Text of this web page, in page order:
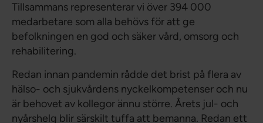
Tillsammans representerar vi över 394 000
medarbetare som alla behövs för att ge
befolkningen en god och säker vård, omsorg och
rehabilitering.
Redan innan pandemin rådde det brist på flera av
hälso- och sjukvårdens nyckelkompetenser och nu
är behovet av kollegor ännu större. Årets jul- och
nyårshelg blir särskilt tuffa att bemanna. Redan ett